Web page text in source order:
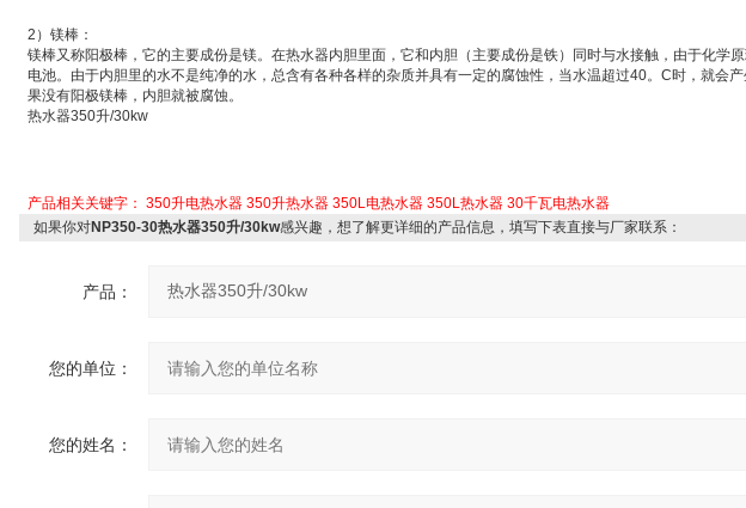
2 ） 镁棒：
镁棒又称阳极棒 ，它的主要成份是镁。在热水器内胆里面，它和内胆（主要成份是铁）同时与水接触，由于化学
电池。由于内胆里的水不是纯净的水，总含有各种各样的杂质并具有一定的腐蚀性，当水温超过40。 C时，就会
果没有阳极镁棒，内胆就被腐蚀。
热水器350升/30kw
产品相关关键字： 350升电热水器 350升热水器 350L电热水器 350L热水器 30千瓦电热水器
如果你对NP350-30热水器350升/30kw感兴趣，想了解更详细的产品信息，填写下表直接与厂家联系：
产品：
您的单位：
您的姓名：